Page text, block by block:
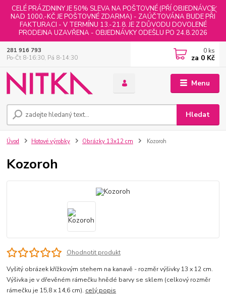
CELÉ PRÁZDNINY JE 50% SLEVA NA POŠTOVNÉ (PŘÍ OBJEDNÁVCE
NAD 1000,-KČ JE POŠTOVNÉ ZDARMA) - ZAÚČTOVÁNA BUDE PŘI
FAKTURACI - V TERMÍNU 13.-21.8. JE Z DŮVODU DOVOLENÉ
PRODEJNA UZAVŘENA - OBJEDNÁVKY ODEŠLU PO 24.8.2026
Menu
Hledat
281 916 793
Po-Čt 8-16:30, Pá 8-14:30
0 ks
za 0 Kč
Úvod Hotové výrobky Obrázky 13x12 cm Kozoroh
Kozoroh
Ohodnotit produkt
Vyšitý obrázek křížkovým stehem na kanavě - rozměr výšivky 13 x 12 cm.
Výšivka je v dřevěném rámečku hnědé barvy se sklem (celkový rozměr
rámečku je 15,8 x 14,6 cm). celý popis